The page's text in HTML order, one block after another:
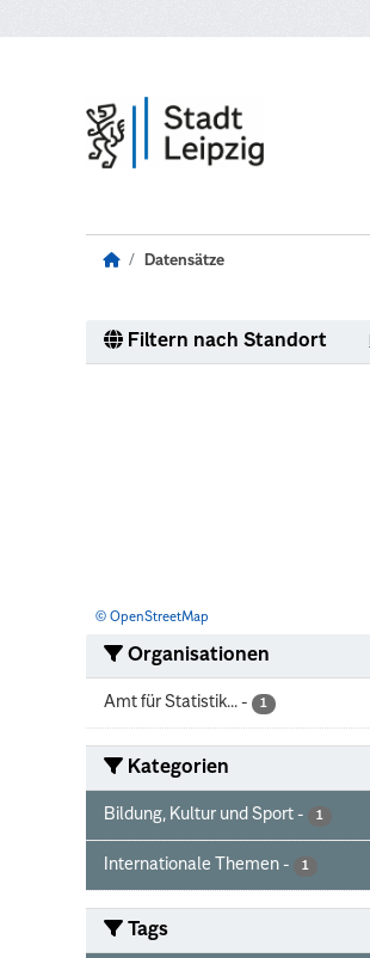
Datensätze
Filtern nach Standort
© OpenStreetMap
Organisationen
Amt für Statistik... - 1
Kategorien
Bildung, Kultur und Sport - 1
Internationale Themen - 1
Tags